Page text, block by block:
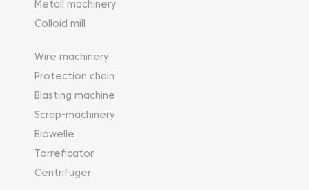
Metall machinery
Colloid mill
Wire machinery
Protection chain
Blasting machine
Scrap-machinery
Biowelle
Torreficator
Centrifuger